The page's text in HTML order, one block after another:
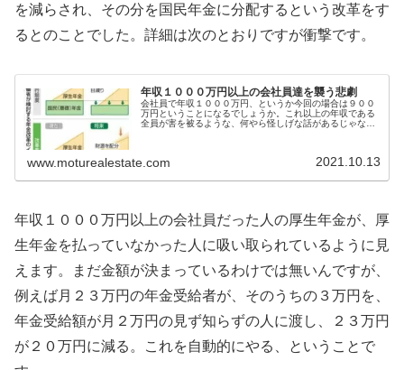
を減らされ、その分を国民年金に分配するという改革をす
るとのことでした。詳細は次のとおりですが衝撃です。
年収１０００万円以上の会社員達を襲う悲劇
会社員で年収１０００万円、というか今回の場合は９００
万円ということになるでしょうか。これ以上の年収である
全員が害を被るような、何やら怪しげな話があるじゃない
www.moturealestate.com 2021.10.13
年収１０００万円以上の会社員だった人の厚生年金が、厚
生年金を払っていなかった人に吸い取られているように見
えます。まだ金額が決まっているわけでは無いんですが、
例えば月２３万円の年金受給者が、そのうちの３万円を、
年金受給額が月２万円の見ず知らずの人に渡し、２３万円
が２０万円に減る。これを自動的にやる、ということで